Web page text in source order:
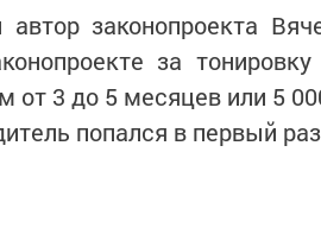
законопроекта
за
от 3 до 5 месяцев или 5
попался в первый